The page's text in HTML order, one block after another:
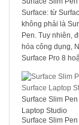
Surface: từ
không phải là
Pen. Tuy nhiên,
hóa công dụng,
Surface Pro 8
Surface Slim
Laptop Studio
Surface Slim